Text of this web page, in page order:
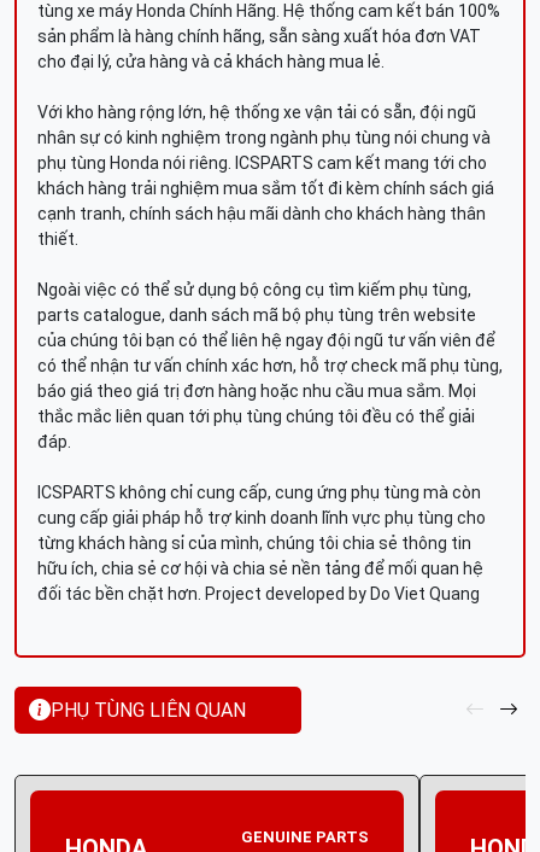
tùng xe máy Honda Chính Hãng. Hệ thống cam kết bán 100%
sản phẩm là hàng chính hãng, sẵn sàng xuất hóa đơn VAT
cho đại lý, cửa hàng và cả khách hàng mua lẻ.
Với kho hàng rộng lớn, hệ thống xe vận tải có sẵn, đội ngũ
nhân sự có kinh nghiệm trong ngành phụ tùng nói chung và
phụ tùng Honda nói riêng. ICSPARTS cam kết mang tới cho
khách hàng trải nghiệm mua sắm tốt đi kèm chính sách giá
cạnh tranh, chính sách hậu mãi dành cho khách hàng thân
thiết.
Ngoài việc có thể sử dụng bộ công cụ tìm kiếm phụ tùng,
parts catalogue, danh sách mã bộ phụ tùng trên website
của chúng tôi bạn có thể liên hệ ngay đội ngũ tư vấn viên để
có thể nhận tư vấn chính xác hơn, hỗ trợ check mã phụ tùng,
báo giá theo giá trị đơn hàng hoặc nhu cầu mua sắm. Mọi
thắc mắc liên quan tới phụ tùng chúng tôi đều có thể giải
đáp.
ICSPARTS không chỉ cung cấp, cung ứng phụ tùng mà còn
cung cấp giải pháp hỗ trợ kinh doanh lĩnh vực phụ tùng cho
từng khách hàng sỉ của mình, chúng tôi chia sẻ thông tin
hữu ích, chia sẻ cơ hội và chia sẻ nền tảng để mối quan hệ
đối tác bền chặt hơn. Project developed by Do Viet Quang
PHỤ TÙNG LIÊN QUAN
GENUINE PARTS